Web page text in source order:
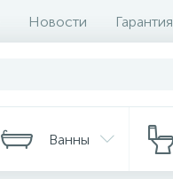
Новости Гарантия
Ванны